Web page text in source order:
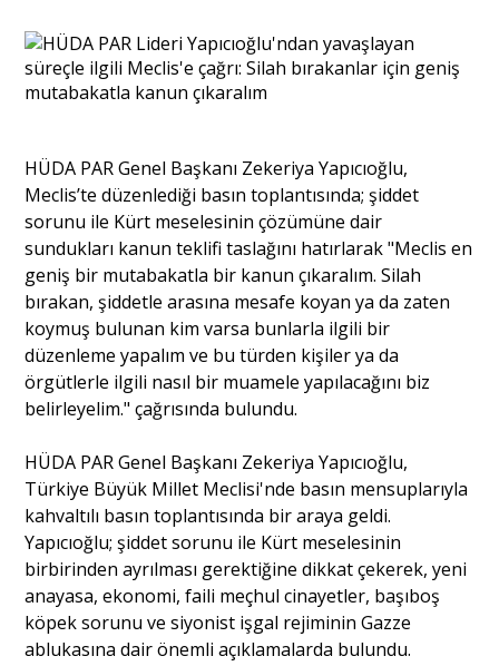
Ekonomi
Dünya
Yorum - Analiz
Söyleşi
Yazı Dizisi
Portre
Yazarlar
Eğitim
Dosya Haber
HÜDA PAR Genel Başkanı Zekeriya Yapıcıoğlu,
Meclis’te düzenlediği basın toplantısında; şiddet
sorunu ile Kürt meselesinin çözümüne dair
sundukları kanun teklifi taslağını hatırlarak "Meclis en
geniş bir mutabakatla bir kanun çıkaralım. Silah
bırakan, şiddetle arasına mesafe koyan ya da zaten
koymuş bulunan kim varsa bunlarla ilgili bir
düzenleme yapalım ve bu türden kişiler ya da
örgütlerle ilgili nasıl bir muamele yapılacağını biz
belirleyelim." çağrısında bulundu.
HÜDA PAR Genel Başkanı Zekeriya Yapıcıoğlu,
Türkiye Büyük Millet Meclisi'nde basın mensuplarıyla
kahvaltılı basın toplantısında bir araya geldi.
Yapıcıoğlu; şiddet sorunu ile Kürt meselesinin
birbirinden ayrılması gerektiğine dikkat çekerek, yeni
anayasa, ekonomi, faili meçhul cinayetler, başıboş
köpek sorunu ve siyonist işgal rejiminin Gazze
ablukasına dair önemli açıklamalarda bulundu.